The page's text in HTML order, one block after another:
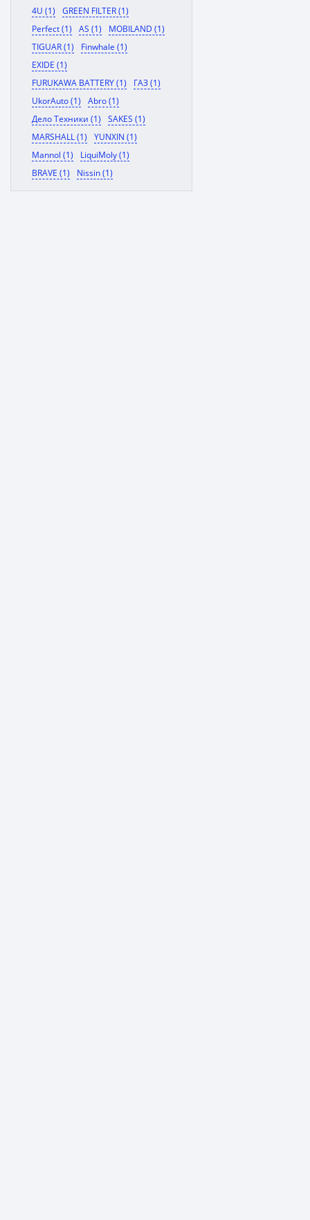
4U (1)
GREEN FILTER (1)
Perfect (1)
AS (1)
MOBILAND (1)
TIGUAR (1)
Finwhale (1)
EXIDE (1)
FURUKAWA BATTERY (1)
ГАЗ (1)
UkorAuto (1)
Abro (1)
Дело Техники (1)
SAKES (1)
MARSHALL (1)
YUNXIN (1)
Mannol (1)
LiquiMoly (1)
BRAVE (1)
Nissin (1)